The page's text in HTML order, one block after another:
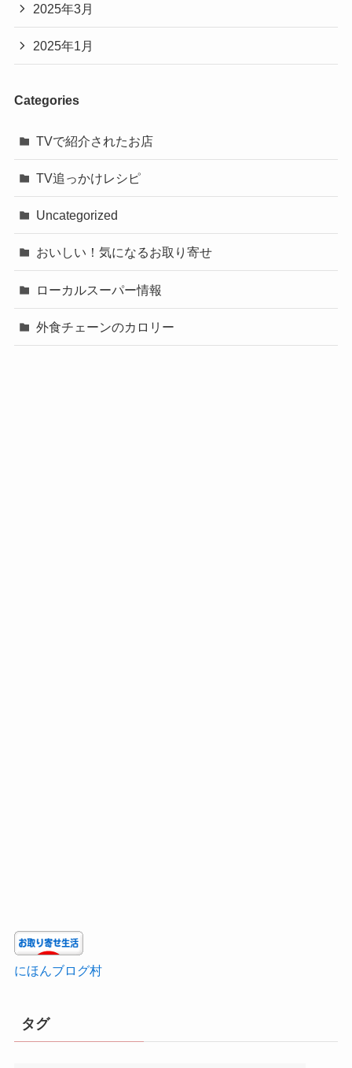
2025年3月
2025年1月
Categories
TVで紹介されたお店
TV追っかけレシピ
Uncategorized
おいしい！気になるお取り寄せ
ローカルスーパー情報
外食チェーンのカロリー
にほんブログ村
タグ